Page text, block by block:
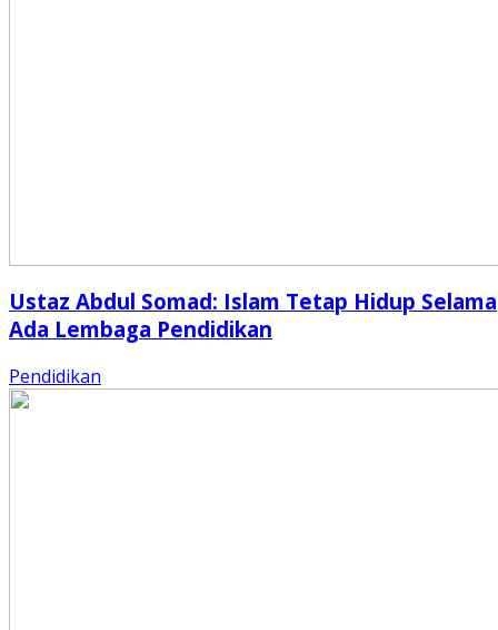
Ustaz Abdul Somad: Islam Tetap Hidup Selama
Ada Lembaga Pendidikan
Pendidikan